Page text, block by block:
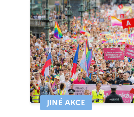
JINÉ AKCE